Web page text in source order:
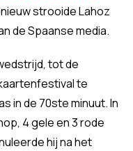
strooide Lahoz
de Spaanse media.
tot de
te
in de 70ste minuut. In
4 gele en 3 rode
hij na het